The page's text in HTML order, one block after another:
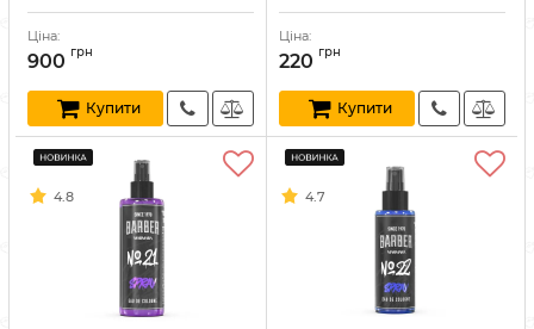
Артикул:
Ціна:
900 грн
Купити
Артикул:
Ціна:
220 грн
Купити
4.8 4.7